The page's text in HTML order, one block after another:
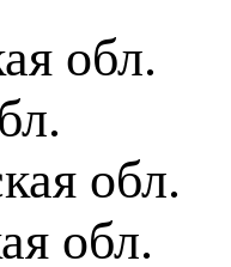
обл.
обл.
обл.